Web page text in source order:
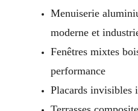
Menuiserie
moderne et
Fenêtres mixtes
performance
Placards invisibles